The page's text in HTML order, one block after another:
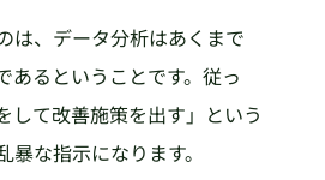
は、データ分析はあくまで
あるということです。従っ
して改善施策を出す」という
な指示になります。